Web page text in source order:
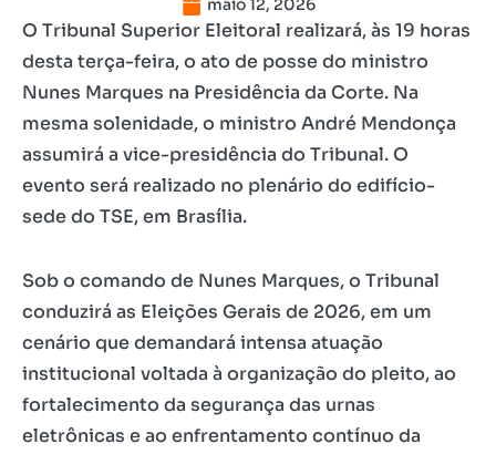
maio 12, 2026
O Tribunal Superior Eleitoral realizará, às 19 horas
desta terça-feira, o ato de posse do ministro
Nunes Marques na Presidência da Corte. Na
mesma solenidade, o ministro André Mendonça
assumirá a vice-presidência do Tribunal. O
evento será realizado no plenário do edifício-
sede do TSE, em Brasília.
Sob o comando de Nunes Marques, o Tribunal
conduzirá as Eleições Gerais de 2026, em um
cenário que demandará intensa atuação
institucional voltada à organização do pleito, ao
fortalecimento da segurança das urnas
eletrônicas e ao enfrentamento contínuo da